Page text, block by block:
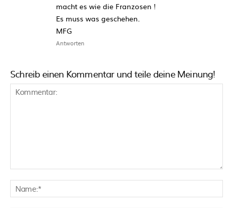
macht es wie die Franzosen !
Es muss was geschehen.
MFG
Antworten
Schreib einen Kommentar und teile deine Meinung!